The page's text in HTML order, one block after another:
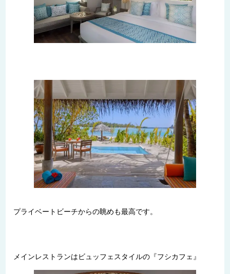
プライベートビーチからの眺めも最高です。
メインレストランはビュッフェスタイルの『フシカフェ』